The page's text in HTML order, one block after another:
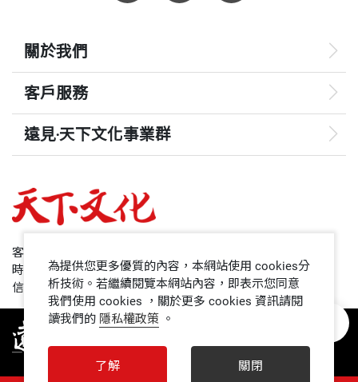
報告2006年度最佳翻譯人、2007年金鼎獎最佳翻譯
人獎、2008年吳大猷科普翻譯銀籤獎。譯作繁多，包
括《賈伯斯傳》、《你要如何衡量你的人生？》、
《旁觀者》、《謝謝你遲到了》等數十冊。
周宜芳 譯者
研究所。曾任職於金融業、出版業，現為自由譯者，
作品目前累計四十餘種。賜教信箱：yifang.chou@icl
oud.com。
關於我們
客戶服務
遠見‧天下文化事業群
哈佛商業評論
領導影響力學院
1號課堂
客服專線：+886 2 2662-0012
時間：週一~週五9:00~12:30;13:30~17:00
信箱：service@cwgv.com.tw
為提供您更多優質的內容，本網站使用 cookies分
析技術。若繼續閱覽本網站內容，即表示您同意
我們使用 cookies ，關於更多 cookies 資訊請閱
讀我們的 隱私權政策 。
了解 關閉